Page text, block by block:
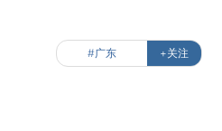
#广东 +关注